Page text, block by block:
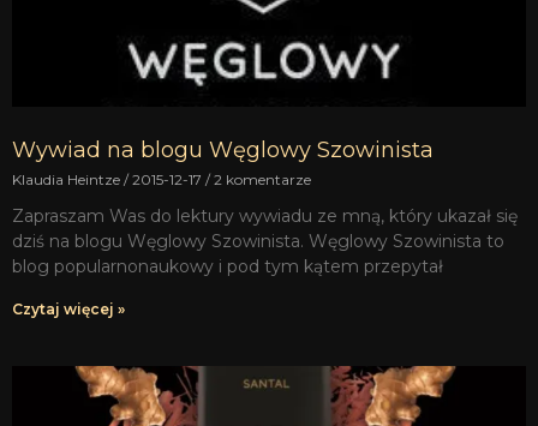
Wywiad na blogu Węglowy Szowinista
Klaudia Heintze 2015-12-17 2 komentarze
Zapraszam Was do lektury wywiadu ze mną, który ukazał się
dziś na blogu Węglowy Szowinista. Węglowy Szowinista to
blog popularnonaukowy i pod tym kątem przepytał
Czytaj więcej »